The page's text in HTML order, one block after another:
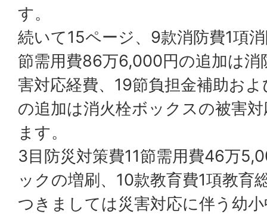
す。
続いて15ページ、9款消防費1項
節需用費86万6,000円の追加は消
害対応経費、19節負担金補助お
の追加は消火栓ボックスの被害
ます。
3目防災対策費11節需用費46万
ックの増刷、10款教育費1項教育
つきましては災害対応に伴う幼